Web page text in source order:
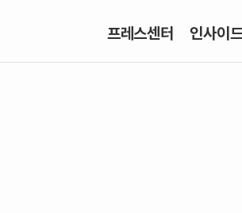
프레스센터 인사이